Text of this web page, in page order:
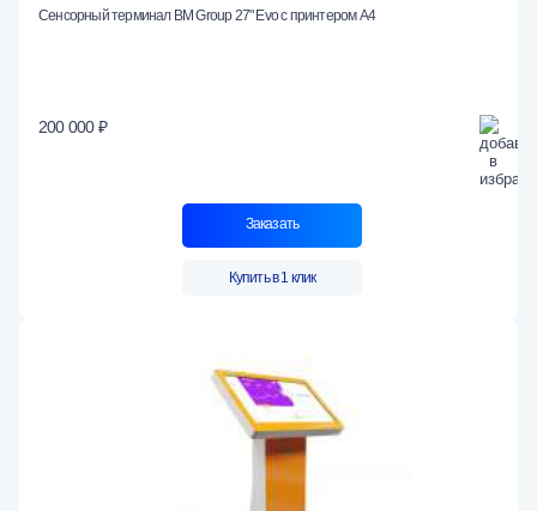
Сенсорный терминал BM Group 27" Evo c принтером А4
200 000 ₽
Заказать
Купить в 1 клик